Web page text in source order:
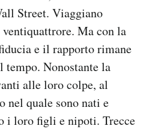
Street. Viaggiano
Ma con la
e il rapporto rimane
tempo. Nonostante la
alle loro colpe, al
quale sono nati e
i loro figli e nipoti. Trecce